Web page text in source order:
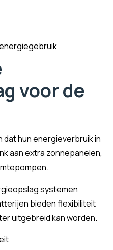
voor de
hun energieverbruik in
aan extra zonnepanelen,
systemen
bieden flexibiliteit
uitgebreid kan worden.